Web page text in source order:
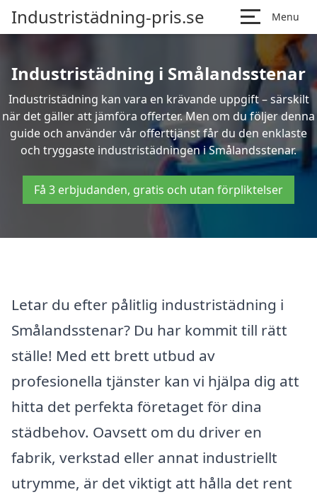
Industristädning-pris.se Menu
Industristädning i Smålandsstenar
Industristädning kan vara en krävande uppgift – särskilt
när det gäller att jämföra offerter. Men om du följer denna
guide och använder vår offerttjänst får du den enklaste
och tryggaste industristädningen i Smålandsstenar.
Få 3 erbjudanden, gratis och utan förpliktelser
Letar du efter pålitlig industristädning i
Smålandsstenar? Du har kommit till rätt
ställe! Med ett brett utbud av
profesionella tjänster kan vi hjälpa dig att
hitta det perfekta företaget för dina
städbehov. Oavsett om du driver en
fabrik, verkstad eller annat industriellt
utrymme, är det viktigt att hålla det rent